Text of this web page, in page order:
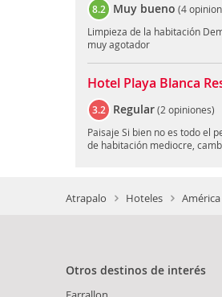
8.2 Muy bueno (4
Limpieza de la habitación
muy agotador
Hotel Playa Blanca
3.2 Regular(2 opiniones)
Paisaje Si bien no es todo el
de habitación mediocre,
Atrapalo Hoteles América
Otros destinos de interés